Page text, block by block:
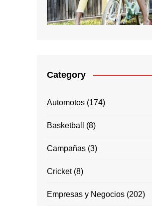
Category
Automotos (174)
Basketball (8)
Campañas (3)
Cricket(8)
Empresas y Negocios (202)